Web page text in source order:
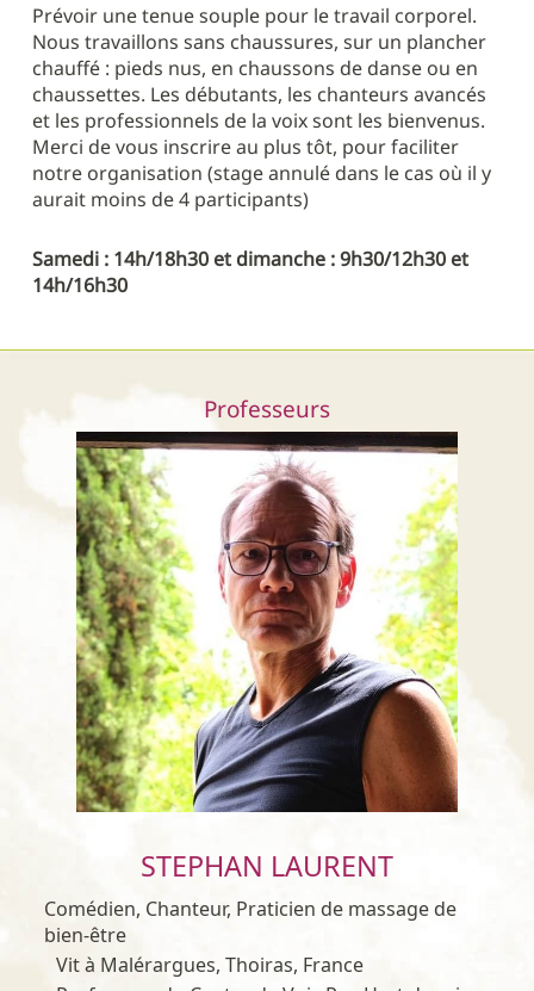
Prévoir une tenue souple pour le travail corporel.
Nous travaillons sans chaussures, sur un plancher
chauffé : pieds nus, en chaussons de danse ou en
chaussettes. Les débutants, les chanteurs avancés
et les professionnels de la voix sont les bienvenus.
Merci de vous inscrire au plus tôt, pour faciliter
notre organisation (stage annulé dans le cas où il y
aurait moins de 4 participants)
Samedi : 14h/18h30 et dimanche : 9h30/12h30 et
14h/16h30
Professeurs
STEPHAN LAURENT
Comédien, Chanteur, Praticien de massage de
bien-être
Vit à Malérargues, Thoiras, France